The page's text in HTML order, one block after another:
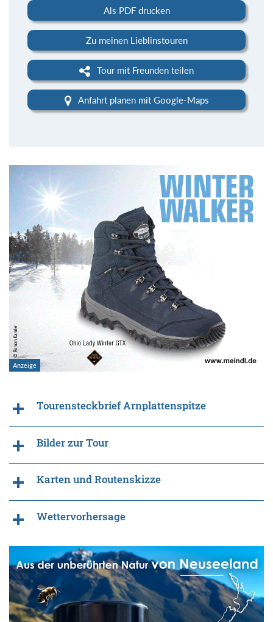
Als PDF drucken
Zu meinen Lieblinstouren
Tour mit Freunden teilen
Anfahrt planen mit Google-Maps
Tourensteckbrief Arnplattenspitze
Bilder zur Tour
Karten und Routenskizze
Wettervorhersage